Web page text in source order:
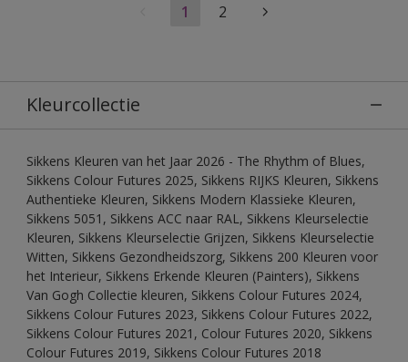
1 2
Kleurcollectie
Sikkens Kleuren van het Jaar 2026 - The Rhythm of Blues,
Sikkens Colour Futures 2025, Sikkens RIJKS Kleuren, Sikkens
Authentieke Kleuren, Sikkens Modern Klassieke Kleuren,
Sikkens 5051, Sikkens ACC naar RAL, Sikkens Kleurselectie
Kleuren, Sikkens Kleurselectie Grijzen, Sikkens Kleurselectie
Witten, Sikkens Gezondheidszorg, Sikkens 200 Kleuren voor
het Interieur, Sikkens Erkende Kleuren (Painters), Sikkens
Van Gogh Collectie kleuren, Sikkens Colour Futures 2024,
Sikkens Colour Futures 2023, Sikkens Colour Futures 2022,
Sikkens Colour Futures 2021, Colour Futures 2020, Sikkens
Colour Futures 2019, Sikkens Colour Futures 2018